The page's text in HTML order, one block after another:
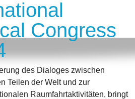
Congress
des Dialoges zwischen
Teilen der Welt und zur
Raumfahrtaktivitäten, bringt